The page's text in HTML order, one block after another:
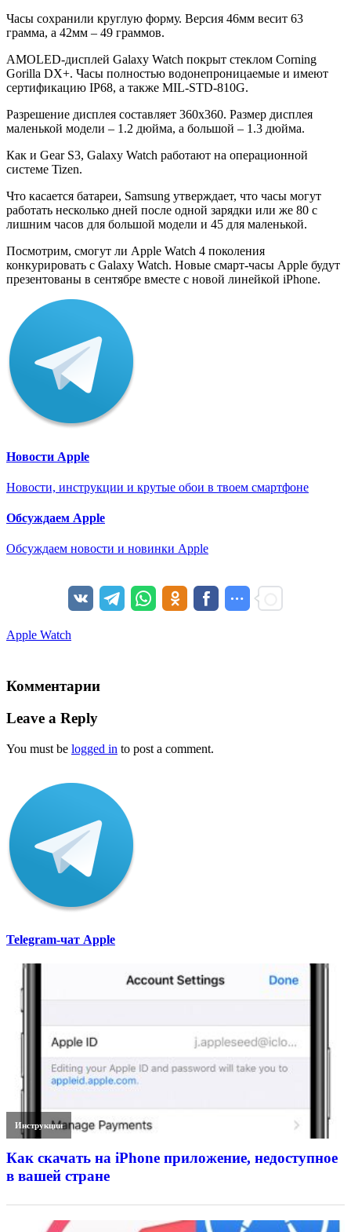
Часы сохранили круглую форму. Версия 46мм весит 63
грамма, а 42мм – 49 граммов.
AMOLED-дисплей Galaxy Watch покрыт стеклом Corning
Gorilla DX+. Часы полностью водонепроницаемые и имеют
сертификацию IP68, а также MIL-STD-810G.
Разрешение дисплея составляет 360х360. Размер дисплея
маленькой модели – 1.2 дюйма, а большой – 1.3 дюйма.
Как и Gear S3, Galaxy Watch работают на операционной
системе Tizen.
Что касается батареи, Samsung утверждает, что часы могут
работать несколько дней после одной зарядки или же 80 с
лишним часов для большой модели и 45 для маленькой.
Посмотрим, смогут ли Apple Watch 4 поколения
конкурировать с Galaxy Watch. Новые смарт-часы Apple будут
презентованы в сентябре вместе с новой линейкой iPhone.
Новости Apple
Новости, инструкции и крутые обои в твоем смартфоне
Обсуждаем Apple
Обсуждаем новости и новинки Apple
Apple Watch
Комментарии
Leave a Reply
You must be logged in to post a comment.
Telegram-чат Apple
Инструкции
Как скачать на iPhone приложение, недоступное
в вашей стране